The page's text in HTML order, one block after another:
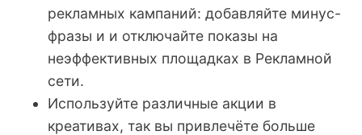
рекламных кампаний: добавляйте минус-
фразы и и отключайте показы на
неэффективных площадках в Рекламной
сети.
Используйте различные акции в
креативах, так вы привлечёте больше